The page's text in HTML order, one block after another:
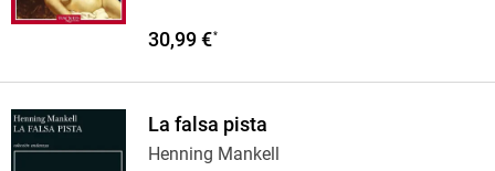
30,99 €*
La falsa pista
Henning Mankell